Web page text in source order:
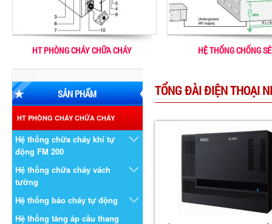
HT PHÒNG CHÁY CHỮA CHÁY HỆ THỐNG CHỐNG
SẢN PHẨM
HT PHÒNG CHÁY CHỮA CHÁY
Hệ thống chữa cháy khí tự
động FM 200
Hệ thống chữa cháy vách
tường
Hệ thống báo cháy tự động
Hệ thống tăng áp cầu thang
TỔNG ĐÀI ĐIỆN THOẠI